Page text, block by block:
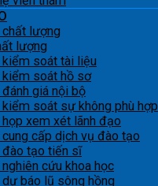
lượng
lượng
kiểm soát tài liệu
kiểm soát hồ sơ
giá nội bộ
kiểm soát sự không phù hợp
họp xem xét lãnh đạo
cung cấp dịch vụ đào tạo
đào tạo tiến sĩ
cứu khoa học
dự báo lũ sông hồng